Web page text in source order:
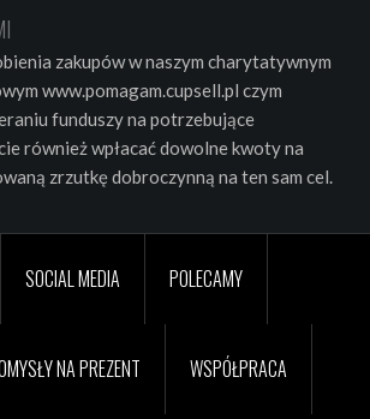
zakupów w naszym charytatywnym
www.pomagam.cupsell.pl czym
funduszy na potrzebujące
również wpłacać dowolne kwoty na
zrzutkę dobroczynną na ten sam cel.
SOCIAL MEDIA POLECAMY
NA PREZENT WSPÓŁPRACA